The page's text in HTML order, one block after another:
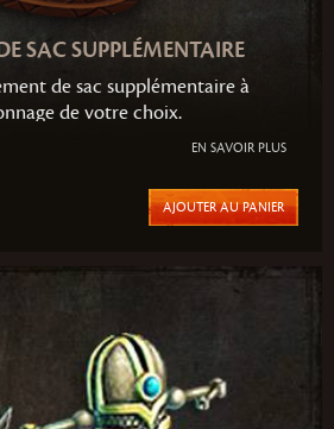
SAC SUPPLÉMENTAIRE
de sac supplémentaire à
de votre choix.
EN SAVOIR PLUS
AJOUTER AU PANIER